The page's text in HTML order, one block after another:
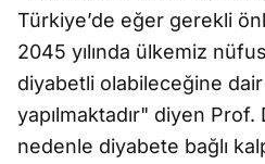
Türkiye’de eğer gerekli
2045 yılında ülkemiz
diyabetli olabileceğine
yapılmaktadır" diyen
nedenle diyabete bağlı